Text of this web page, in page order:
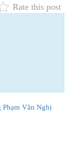
Rate this post
Phạm Văn Nghị